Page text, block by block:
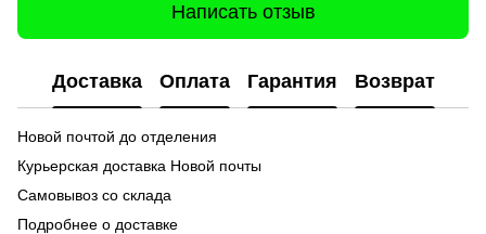
Написать отзыв
Доставка Оплата Гарантия Возврат
Новой почтой до отделения
Курьерская доставка Новой почты
Самовывоз со склада
Подробнее о доставке